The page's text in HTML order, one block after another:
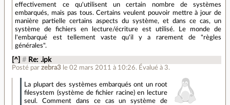
effectivement ce qu'utilisent un certain nombre de systèmes
embarqués, mais pas tous. Certains veulent pouvoir mettre à jour de
manière partielle certains aspects du système, et dans ce cas, un
système de fichiers en lecture/écriture est utilisé. Le monde de
l'embarqué est tellement vaste qu'il y a rarement de "règles
générales".
[^] # Re: .ipk
Posté parzebra3 le 02 mars 2011 à 10:26. Évalué à 3.
La plupart des systèmes embarqués ont un root
filesystem (système de fichier racine) en lecture
seul. Comment dans ce cas un système de